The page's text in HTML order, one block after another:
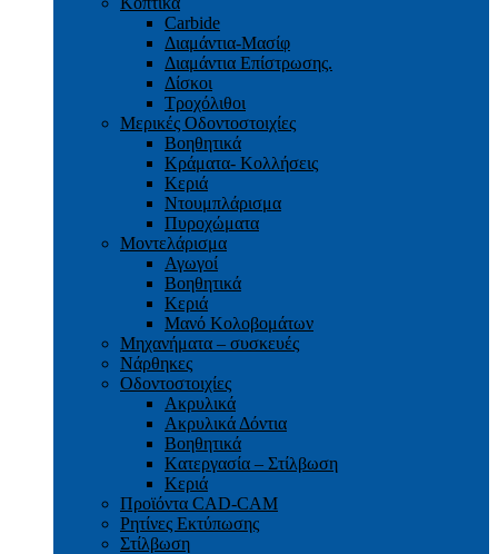
Carbide
Διαμάντια-Μασίφ
Διαμάντια Επίστρωσης.
Δίσκοι
Τροχόλιθοι
Μερικές Οδοντοστοιχίες
Bοηθητικά
Κράματα- Κολλήσεις
Κεριά
Ντουμπλάρισμα
Πυροχώματα
Μοντελάρισμα
Αγωγοί
Βoηθητικά
Κεριά
Μανό Κολοβομάτων
Μηχανήματα – συσκευές
Νάρθηκες
Οδοντοστοιχίες
Aκρυλικά
Ακρυλικά Δόντια
Βoηθητικά
Kατεργασία – Στίλβωση
Κεριά
Προϊόντα CAD-CAM
Ρητίνες Εκτύπωσης
Στίλβωση